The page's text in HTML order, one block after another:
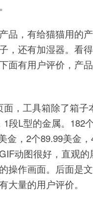
品，有给猫猫用的
，还有加湿器。看
面有用户评价，产
面，工具箱除了箱子
段L型的金属。182
金，2个89.99美金
动图很好，直观的
操作画面。后面是
大量的用户评价。